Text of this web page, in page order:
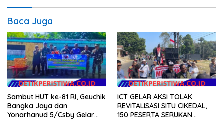
Baca Juga
Sambut HUT ke-81 RI, Geuchik
Bangka Jaya dan
Yonarhanud 5/Csby Gelar
ICT GELAR AKSI TOLAK
REVITALISASI SITU CIKEDAL,
150 PESERTA SERUKAN